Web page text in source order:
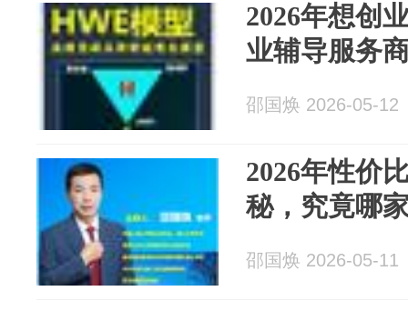
2026年想创
业辅导服务
邵国焕 2026-05-12
2026年性价
秘，究竟哪
邵国焕 2026-05-11